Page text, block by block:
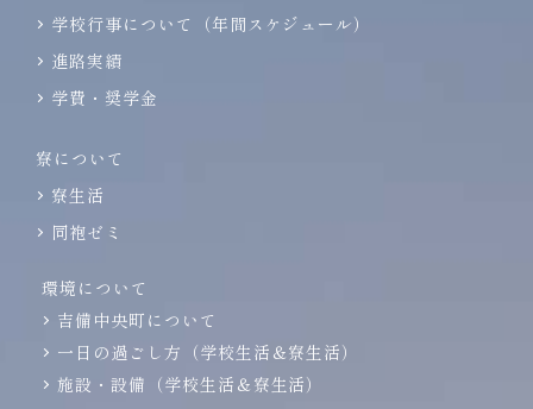
学校行事について（年間スケジュール）
進路実績
学費・奨学金
寮について
寮生活
同袍ゼミ
環境について
吉備中央町について
一日の過ごし方（学校生活＆寮生活）
施設・設備（学校生活＆寮生活）